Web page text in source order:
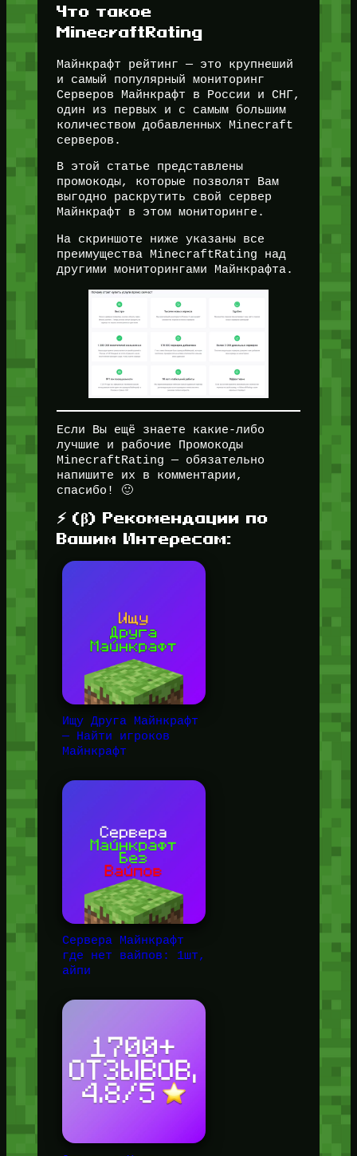
Что такое
MinecraftRating
Майнкрафт рейтинг — это крупнеший
и самый популярный мониторинг
Серверов Майнкрафт в России и СНГ,
один из первых и с самым большим
количеством добавленных Minecraft
серверов.
В этой статье представлены
промокоды, которые позволят Вам
выгодно раскрутить свой сервер
Майнкрафт в этом мониторинге.
На скриншоте ниже указаны все
преимущества MinecraftRating над
другими мониторингами Майнкрафта.
Если Вы ещё знаете какие-либо
лучшие и рабочие Промокоды
MinecraftRating — обязательно
напишите их в комментарии,
спасибо! 🙂
⚡ (β) Рекомендации по
Вашим Интересам:
Ищу Друга Майнкрафт
— Найти игроков
Майнкрафт
Сервера Майнкрафт
где нет вайпов: 1шт,
айпи